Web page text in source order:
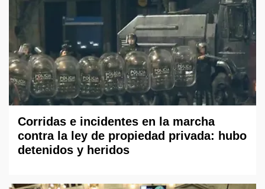
Corridas e incidentes en la marcha
contra la ley de propiedad privada: hubo
detenidos y heridos